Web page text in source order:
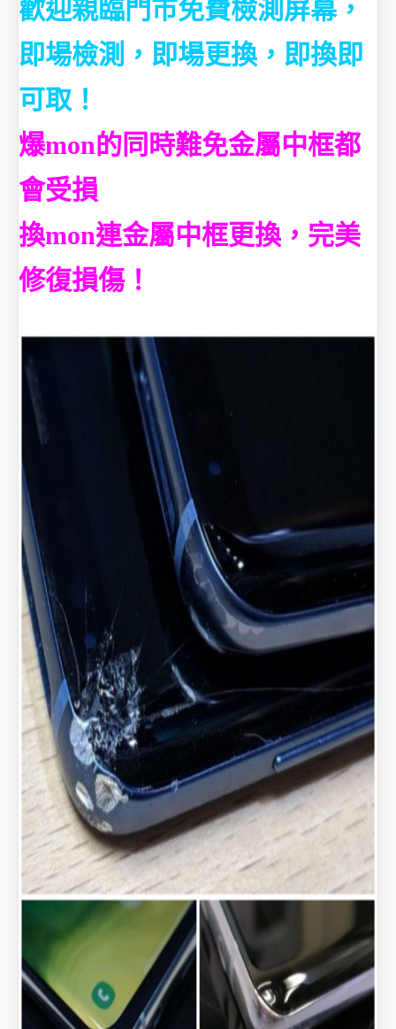
歡迎親臨門市免費檢測屏幕，
即場檢測，即場更換，即換即
可取！
爆mon的同時難免金屬中框都
會受損
換mon連金屬中框更換，完美
修復損傷！